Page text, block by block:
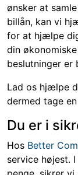
ønsker at
billån, kan vi
for at hjælpe
din
beslutninger er
Lad os hjælpe
dermed tage
Du er i
Hos Better
service højest.